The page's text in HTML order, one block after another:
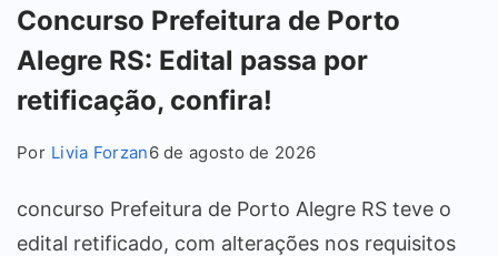
Concurso Prefeitura de Porto
Alegre RS: Edital passa por
retificação, confira!
Por Livia Forzan6 de agosto de 2026
concurso Prefeitura de Porto Alegre RS teve o
edital retificado, com alterações nos requisitos